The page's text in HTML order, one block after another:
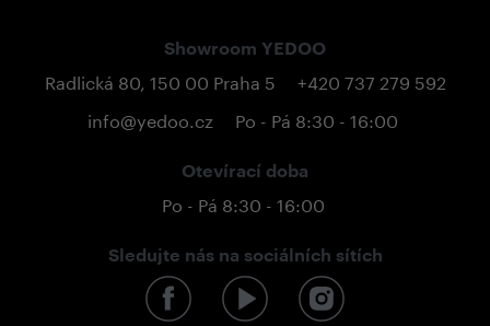
Showroom YEDOO
Radlická 80, 150 00 Praha 5
+420 737 279 592
info@yedoo.cz
Po - Pá 8:30 - 16:00
Otevírací doba
Po - Pá 8:30 - 16:00
Sledujte nás na sociálních sítích